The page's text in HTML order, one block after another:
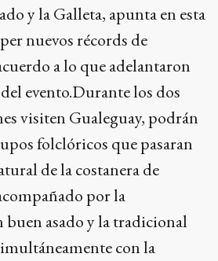
y la Galleta, apunta en esta
nuevos récords de
a lo que adelantaron
evento.Durante los dos
visiten Gualeguay, podrán
folclóricos que pasaran
de la costanera de
por la
buen asado y la tradicional
con la